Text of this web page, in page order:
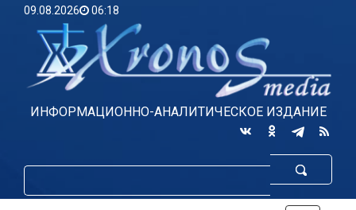
09.08.2026 06:18
ИНФОРМАЦИОННО-АНАЛИТИЧЕСКОЕ ИЗДАНИЕ